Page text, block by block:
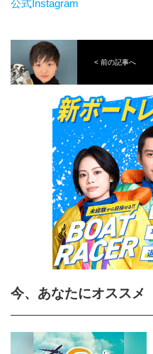
公式Instagram
< 前の記事へ
今、あなたにオススメ